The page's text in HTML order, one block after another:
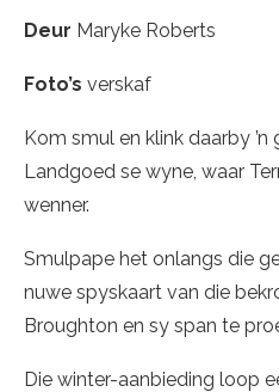
Deur Maryke Roberts
Foto’s verskaf
Kom smul en klink daarby
Landgoed se wyne, waar
wenner.
Smulpape het onlangs die
nuwe spyskaart van die
Broughton en sy span te
Die winter-aanbieding loop